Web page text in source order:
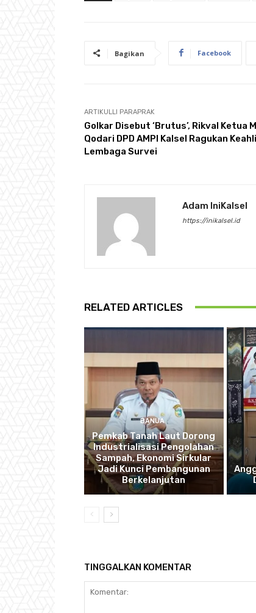
Bagikan Facebook
ARTIKULLI PARAPRAK
Golkar Disebut ‘Brutus’, Rikval Ketua
Qodari DPD AMPI Kalsel Ragukan
Lembaga Survei
Adam IniKalsel
https://inikalsel.id
RELATED ARTICLES
BANUA
Pemkab Tanah Laut Dorong
Industrialisasi Pengolahan
Sampah, Ekonomi Sirkular
Jadi Kunci Pembangunan
Berkelanjutan
TINGGALKAN KOMENTAR